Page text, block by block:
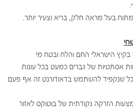
מראה חלק, בריא וצעיר יותר.
בקיץ הישראלי החם והלח ובטח מי
אסתטיות של גברים כמעט בכל עונות
שנקפיד להשתמש בדאודורנט זה אף פעם
הזרקה נקודתית של בוטוקס לאזור